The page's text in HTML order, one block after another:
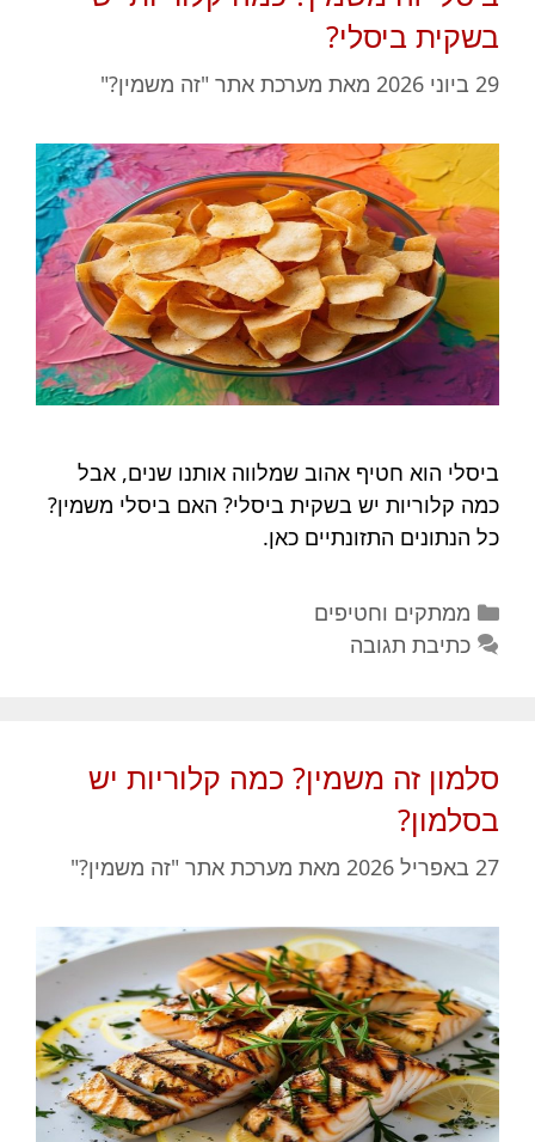
בשקית ביסלי?
29 ביוני 2026 מאת מערכת אתר "זה משמין?"
ביסלי הוא חטיף אהוב שמלווה אותנו שנים, אבל
כמה קלוריות יש בשקית ביסלי? האם ביסלי משמין?
כל הנתונים התזונתיים כאן.
קטגוריות
ממתקים וחטיפים
כתיבת תגובה
סלמון זה משמין? כמה קלוריות יש
בסלמון?
27 באפריל 2026 מאת מערכת אתר "זה משמין?"